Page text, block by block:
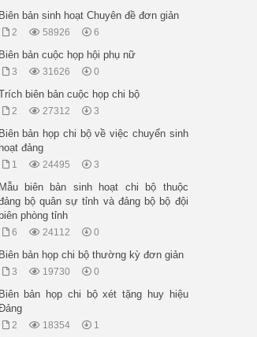
. đ/c, đảng viên dự bị đ/c).
rõ tên những đảng viên tham gia sinh hoạt).
Biên bản sinh hoạt Chuyên đề đơn giản
2 58926 6
Biên bản cuộc họp hội phụ nữ
3 31626 0
biên bản cuộc họp chi bộ
2 27312 3
Biên bản họp chi bộ về việc chuyển sinh
hoạt đảng
1 24495 3
Mẫu biên bản sinh hoạt chi bộ thuộc
bộ quân sự tỉnh và đảng bộ bộ đội
biên phòng tỉnh
6 24112 0
Biên bản họp chi bộ thường kỳ đơn giản
3 19730 0
Biên bản họp chi bộ xét tặng huy hiệu
2 18354 1